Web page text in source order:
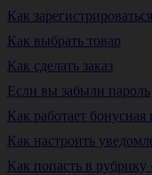
Как
Как выбрать товар
Как сделать заказ
Если вы забыли пароль
Как работает бонусная
Как настроить
Как попасть в